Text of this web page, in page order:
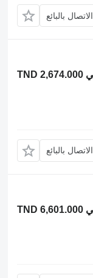
الاتصال بالبائع
TND 2,674.000
الاتصال بالبائع
TND 6,601.000